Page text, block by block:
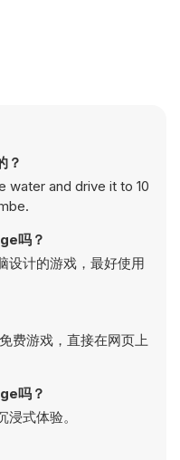
？
water and drive it to 10
吗？
设计的游戏，最好使用
费游戏，直接在网页上
吗？
式体验。